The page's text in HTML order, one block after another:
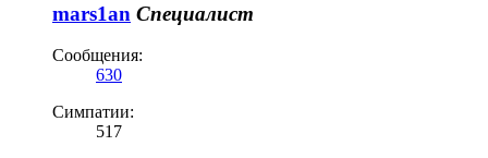
mars1an Специалист
Сообщения:
630
Симпатии:
517